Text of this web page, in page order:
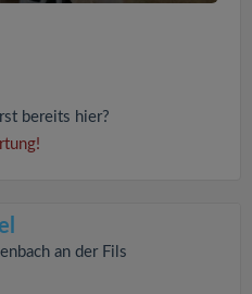
bereits hier?
an der Fils